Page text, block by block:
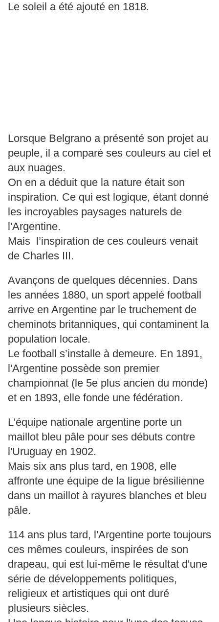
Le soleil a été ajouté en 1818.
Lorsque Belgrano a présenté son projet au
peuple, il a comparé ses couleurs au ciel et
aux nuages.
On en a déduit que la nature était son
inspiration. Ce qui est logique, étant donné
les incroyables paysages naturels de
l'Argentine.
Mais l’inspiration de ces couleurs venait
de Charles III.
Avançons de quelques décennies. Dans
les années 1880, un sport appelé football
arrive en Argentine par le truchement de
cheminots britanniques, qui contaminent la
population locale.
Le football s’installe à demeure. En 1891,
l'Argentine possède son premier
championnat (le 5e plus ancien du monde)
et en 1893, elle fonde une fédération.
L'équipe nationale argentine porte un
maillot bleu pâle pour ses débuts contre
l'Uruguay en 1902.
Mais six ans plus tard, en 1908, elle
affronte une équipe de la ligue brésilienne
dans un maillot à rayures blanches et bleu
pâle.
114 ans plus tard, l'Argentine porte toujours
ces mêmes couleurs, inspirées de son
drapeau, qui est lui-même le résultat d'une
série de développements politiques,
religieux et artistiques qui ont duré
plusieurs siècles.